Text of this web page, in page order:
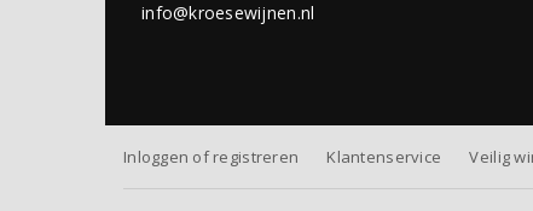
info@kroesewijnen.nl
Inloggen of registreren Klantenservice Veilig